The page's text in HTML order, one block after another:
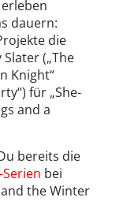
dauern:
die
(„The
Knight“
für „She-
and a
bereits die
bei
and the Winter